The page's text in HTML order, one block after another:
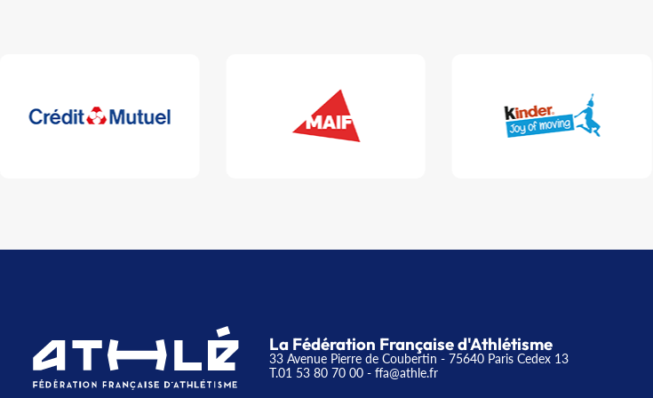
La Fédération Française d'Athlétisme
33 Avenue Pierre de Coubertin - 75640 Paris Cedex 13
T.01 53 80 70 00 - ffa@athle.fr